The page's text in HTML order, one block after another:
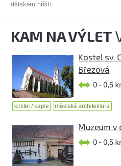
dětském hřišti.
KAM NA VÝLET
Kostel sv.
Březová
0 - 0,5
kostel / kaple městská architektura
Muzeum v
0 - 0,5